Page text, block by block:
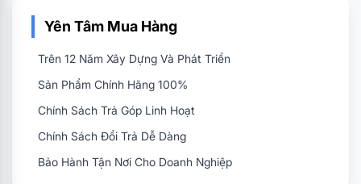
Yên Tâm Mua Hàng
Trên 12 Năm Xây Dựng Và Phát Triển
Sản Phẩm Chính Hãng 100%
Chính Sách Trả Góp Linh Hoạt
Chính Sách Đổi Trả Dễ Dàng
Bảo Hành Tận Nơi Cho Doanh Nghiệp